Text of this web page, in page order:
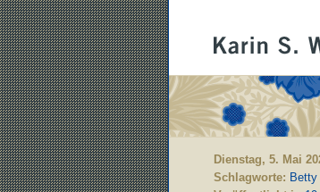
Dienstag, 5. Mai
Schlagworte: Betty